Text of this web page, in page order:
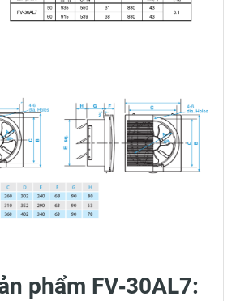
phẩm FV‑30AL7: